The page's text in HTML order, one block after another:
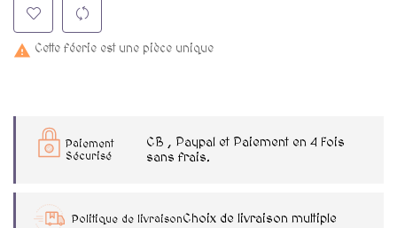
 Cette féerie est une pièce unique
Paiement
Sécurisé
CB , Paypal et Paiement en 4 Fois
sans frais.
Politique de livraisonChoix de livraison multiple